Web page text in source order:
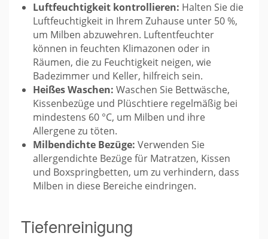
Luftfeuchtigkeit kontrollieren: Halten Sie die
Luftfeuchtigkeit in Ihrem Zuhause unter 50 %,
um Milben abzuwehren. Luftentfeuchter
können in feuchten Klimazonen oder in
Räumen, die zu Feuchtigkeit neigen, wie
Badezimmer und Keller, hilfreich sein.
Heißes Waschen: Waschen Sie Bettwäsche,
Kissenbezüge und Plüschtiere regelmäßig bei
mindestens 60 °C, um Milben und ihre
Allergene zu töten.
Milbendichte Bezüge: Verwenden Sie
allergendichte Bezüge für Matratzen, Kissen
und Boxspringbetten, um zu verhindern, dass
Milben in diese Bereiche eindringen.
Tiefenreinigung